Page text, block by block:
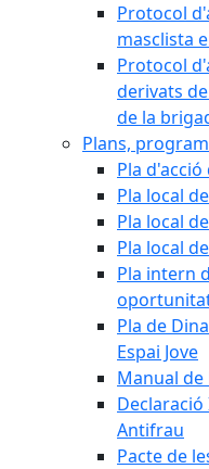
Protocol
masclista
Protocol
derivats
de la
Plans,
Pla
Pla local
Pla local
Pla local
Pla intern
Pla de
Espai Jove
Manual
Antifrau
Pacte de